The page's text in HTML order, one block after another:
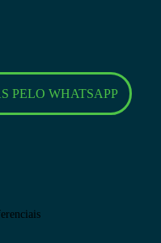
PELO WHATSAPP